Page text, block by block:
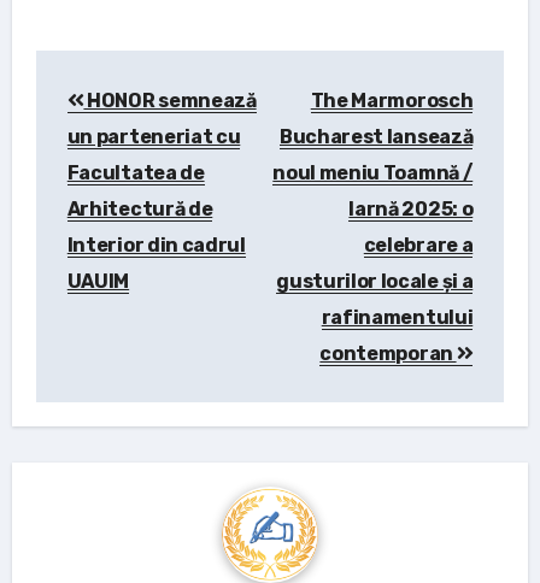
navigation
HONOR semnează
un parteneriat cu
Facultatea de
Arhitectură de
Interior din cadrul
UAUIM
The Marmorosch
Bucharest lansează
noul meniu Toamnă /
Iarnă 2025: o
celebrare a
gusturilor locale și a
rafinamentului
contemporan